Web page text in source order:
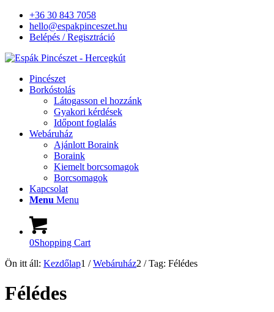
+36 30 843 7058
hello@espakpinceszet.hu
Belépés / Regisztráció
Pincészet
Borkóstolás
Látogasson el hozzánk
Gyakori kérdések
Időpont foglalás
Webáruház
Ajánlott Boraink
Boraink
Kiemelt borcsomagok
Borcsomagok
Kapcsolat
Menu Menu
0Shopping Cart
Ön itt áll: Kezdőlap1 / Webáruház2 / Tag: Félédes
Félédes